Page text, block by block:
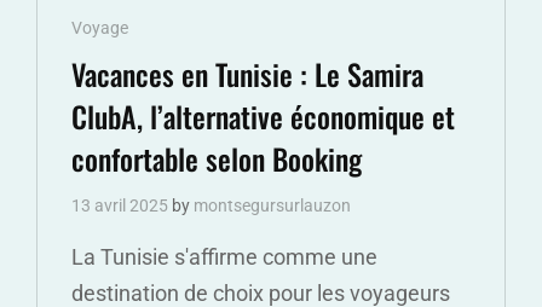
Cat
Links
Voyage
Vacances en Tunisie : Le Samira
ClubA, l’alternative économique et
confortable selon Booking
13 avril 2025 by montsegursurlauzon
La Tunisie s'affirme comme une
destination de choix pour les voyageurs